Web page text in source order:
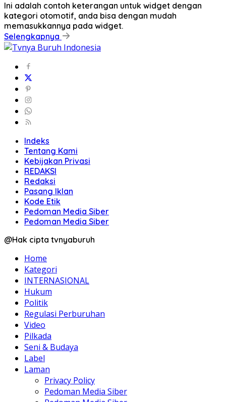
Ini adalah contoh keterangan untuk widget dengan
kategori otomotif, anda bisa dengan mudah
memasukkannya pada widget.
Selengkapnya
Indeks
Tentang Kami
Kebijakan Privasi
REDAKSI
Redaksi
Pasang Iklan
Kode Etik
Pedoman Media Siber
Pedoman Media Siber
@Hak cipta tvnyaburuh
Home
Kategori
INTERNASIONAL
Hukum
Politik
Regulasi Perburuhan
Video
Pilkada
Seni & Budaya
Label
Laman
Privacy Policy
Pedoman Media Siber